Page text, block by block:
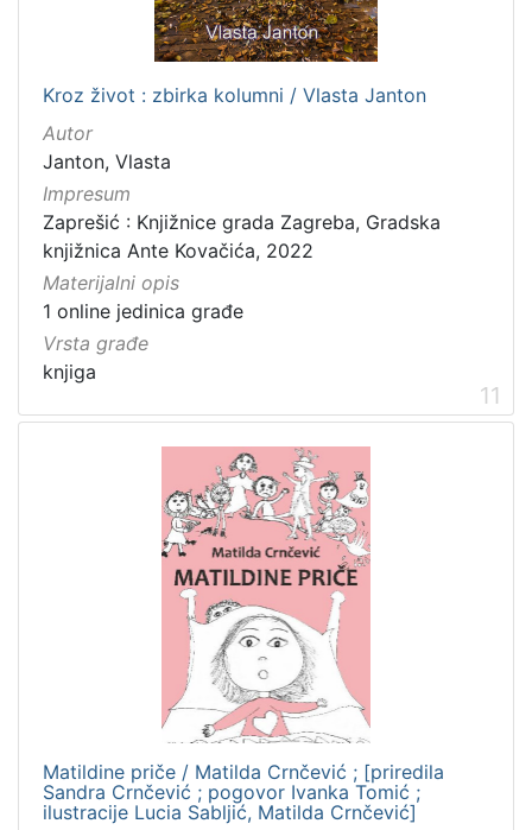
Kroz život : zbirka kolumni / Vlasta Janton
Autor
Janton, Vlasta
Impresum
Zaprešić : Knjižnice grada Zagreba, Gradska
knjižnica Ante Kovačića, 2022
Materijalni opis
1 online jedinica građe
Vrsta građe
knjiga
11
Matildine priče / Matilda Crnčević ; [priredila
Sandra Crnčević ; pogovor Ivanka Tomić ;
ilustracije Lucia Sabljić, Matilda Crnčević]